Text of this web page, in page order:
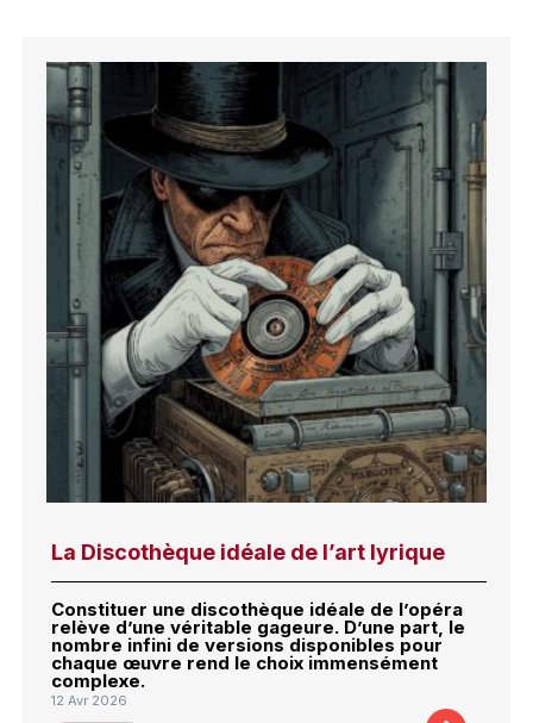
La Discothèque idéale de l’art lyrique
Constituer une discothèque idéale de l’opéra
relève d’une véritable gageure. D’une part, le
nombre infini de versions disponibles pour
chaque œuvre rend le choix immensément
complexe.
12 Avr 2026